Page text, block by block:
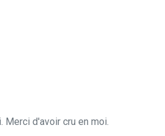
d'avoir cru en moi.